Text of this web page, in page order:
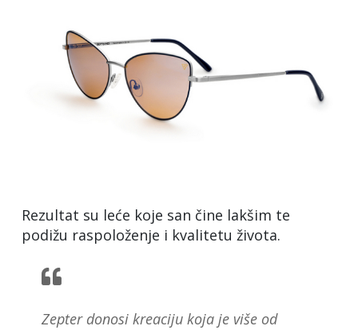
Rezultat su leće koje san čine lakšim te
podižu raspoloženje i kvalitetu života.
Zepter donosi kreaciju koja je više od